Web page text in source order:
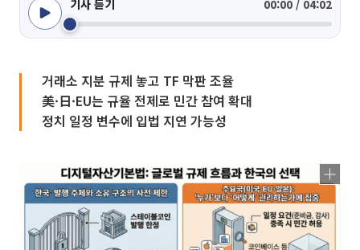
기사 듣기 00:00 / 04:02
거래소 지분 규제 놓고 TF 막판 조율
美·日·EU는 규율 전제로 민간 참여 확대
정치 일정 변수에 입법 지연 가능성